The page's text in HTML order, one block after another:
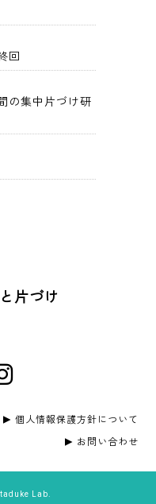
回
の集中片づけ研
片づけ
個人情報保護方針について
お問い合わせ
Lab.